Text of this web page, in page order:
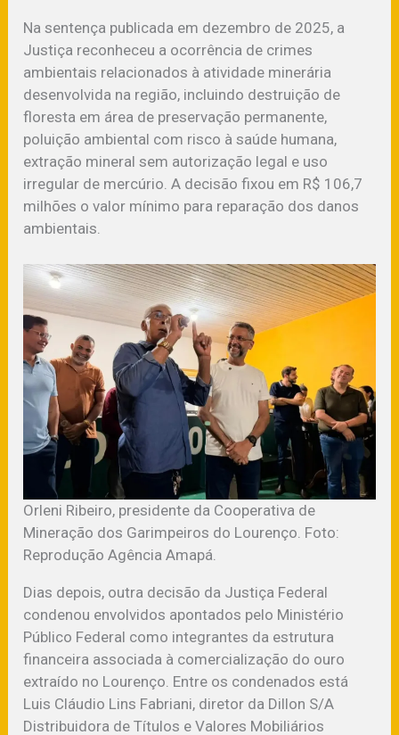
Na sentença publicada em dezembro de 2025, a
Justiça reconheceu a ocorrência de crimes
ambientais relacionados à atividade minerária
desenvolvida na região, incluindo destruição de
floresta em área de preservação permanente,
poluição ambiental com risco à saúde humana,
extração mineral sem autorização legal e uso
irregular de mercúrio. A decisão fixou em R$ 106,7
milhões o valor mínimo para reparação dos danos
ambientais.
Orleni Ribeiro, presidente da Cooperativa de
Mineração dos Garimpeiros do Lourenço. Foto:
Reprodução Agência Amapá.
Dias depois, outra decisão da Justiça Federal
condenou envolvidos apontados pelo Ministério
Público Federal como integrantes da estrutura
financeira associada à comercialização do ouro
extraído no Lourenço. Entre os condenados está
Luis Cláudio Lins Fabriani, diretor da Dillon S/A
Distribuidora de Títulos e Valores Mobiliários